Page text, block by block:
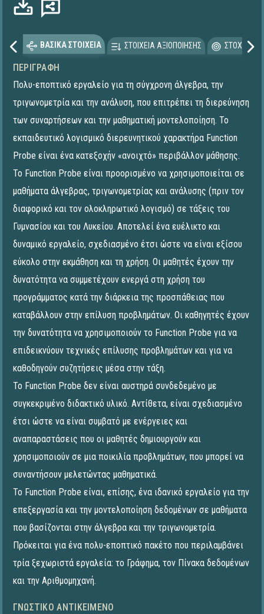
ΒΑΣΙΚΑ ΣΤΟΙΧΕΙΑ ΣΤΟΙΧΕΙΑ ΑΞΙΟΠΟΙΗΣΗΣ
ΠΕΡΙΓΡΑΦΉ
Πολυ-εποπτικό εργαλείο για τη σύγχρονη άλγεβρα, την
τριγωνομετρία και την ανάλυση, που επιτρέπει τη διερεύνηση
των συναρτήσεων και την μαθηματική μοντελοποίηση. Το
εκπαιδευτικό λογισμικό διερευνητικού χαρακτήρα Function
Probe είναι ένα κατεξοχήν «ανοιχτό» περιβάλλον μάθησης.
Το Function Probe είναι προορισμένο να χρησιμοποιείται σε
μαθήματα άλγεβρας, τριγωνομετρίας και ανάλυσης (πριν τον
διαφορικό και τον ολοκληρωτικό λογισμό) σε τάξεις του
Γυμνασίου και του Λυκείου. Αποτελεί ένα ευέλικτο και
δυναμικό εργαλείο, σχεδιασμένο έτσι ώστε να είναι εξίσου
εύκολο στην εκμάθηση και τη χρήση. Οι μαθητές έχουν την
δυνατότητα να συμμετέχουν ενεργά στη χρήση του
προγράμματος κατά την διάρκεια της προσπάθειας που
καταβάλλουν στην επίλυση προβλημάτων. Οι καθηγητές έχουν
την δυνατότητα να χρησιμοποιούν το Function Probe για να
επιδεικνύουν τεχνικές επίλυσης προβλημάτων και για να
καθοδηγούν συζητήσεις μέσα στην τάξη.
Το Function Probe δεν είναι αυστηρά συνδεδεμένο με
συγκεκριμένο διδακτικό υλικό. Αντίθετα, είναι σχεδιασμένο
έτσι ώστε να είναι συμβατό με ενέργειες και
αναπαραστάσεις που οι μαθητές δημιουργούν και
χρησιμοποιούν σε μια ποικιλία προβλημάτων, που μπορεί να
συναντήσουν μελετώντας μαθηματικά.
Το Function Probe είναι, επίσης, ένα ιδανικό εργαλείο για την
επεξεργασία και την μοντελοποίηση δεδομένων σε μαθήματα
που βασίζονται στην άλγεβρα και την τριγωνομετρία.
Πρόκειται για ένα πολυ-εποπτικό πακέτο που περιλαμβάνει
τρία ξεχωριστά εργαλεία: το Γράφημα, τον Πίνακα δεδομένων
και την Αριθμομηχανή.
ΓΝΩΣΤΙΚΌ ΑΝΤΙΚΕΊΜΕΝΟ